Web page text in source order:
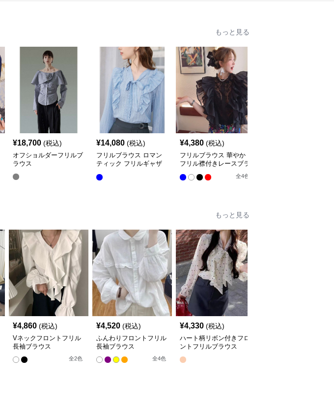
もっと見る
¥18,700 (税込)
オフショルダーフリルブ
ラウス
¥14,080 (税込)
フリルブラウス ロマン
ティック フリルギャザ
¥4,380 (税込)
フリルブラウス 華やか
フリル襟付きレースブラ
全4色
もっと見る
¥4,860 (税込)
Vネックフロントフリル
長袖ブラウス
全2色
¥4,520 (税込)
ふんわりフロントフリル
長袖ブラウス
全4色
¥4,330 (税込)
ハート柄リボン付きフロ
ントフリルブラウス